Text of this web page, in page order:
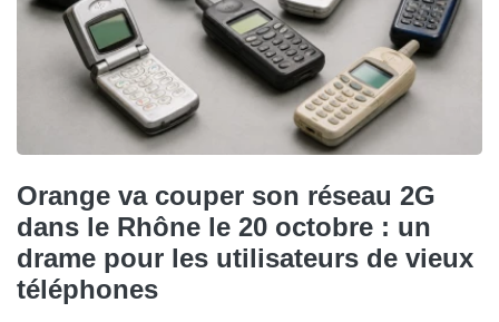
Orange va couper son réseau 2G
dans le Rhône le 20 octobre : un
drame pour les utilisateurs de vieux
téléphones